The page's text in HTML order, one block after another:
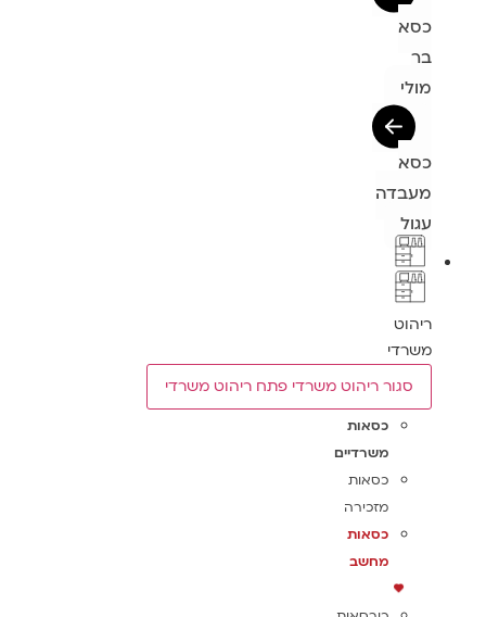
כסא
בר
מולי
כסא
מעבדה
עגול
ריהוט
משרדי
סגור ריהוט משרדי פתח ריהוט משרדי
כסאות
משרדיים
כסאות
מזכירה
כסאות
מחשב